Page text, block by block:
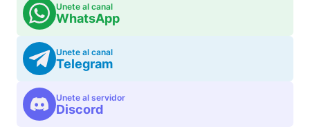
Unete al canal
WhatsApp
Unete al canal
Telegram
Unete al servidor
Discord